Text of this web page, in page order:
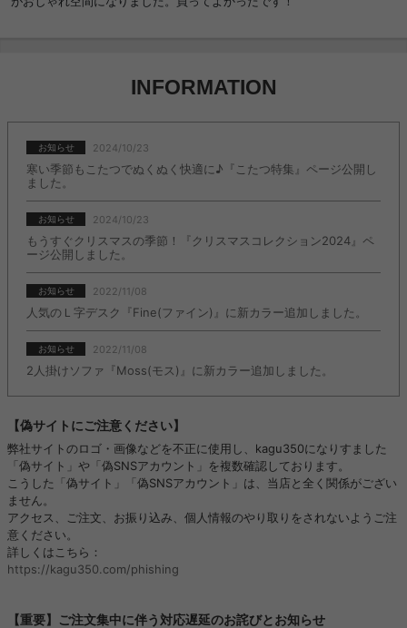
おしゃれ おすすめ 安い
INFORMATION
お知らせ 2024/10/23
寒い季節もこたつでぬくぬく快適に♪『こたつ特集』ページ公開し
ました。
お知らせ 2024/10/23
もうすぐクリスマスの季節！『クリスマスコレクション2024』ペ
ージ公開しました。
お知らせ 2022/11/08
人気のＬ字デスク『Fine(ファイン)』に新カラー追加しました。
お知らせ 2022/11/08
2人掛けソファ『Moss(モス)』に新カラー追加しました。
【偽サイトにご注意ください】
弊社サイトのロゴ・画像などを不正に使用し、kagu350になりすました
「偽サイト」や「偽SNSアカウント」を複数確認しております。
こうした「偽サイト」「偽SNSアカウント」は、当店と全く関係がござい
ません。
アクセス、ご注文、お振り込み、個人情報のやり取りをされないようご注
意ください。
詳しくはこちら：
https://kagu350.com/phishing
【重要】ご注文集中に伴う対応遅延のお詫びとお知らせ